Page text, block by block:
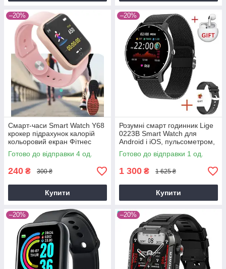
–20%
Смарт-часи Smart Watch Y68
крокер підрахунок калорій
кольоровий екран Фітнес
браслет пульсометр
тонометр
Готово до відправки 4 од.
240 ₴ 300 ₴
Купити
–20%
Розумні смарт годинник Lige
0223B Smart Watch для
Android і iOS, пульсометром,
тонометром, крокоміром
Готово до відправки 1 од.
1 300 ₴ 1 625 ₴
Купити
–20% –20%